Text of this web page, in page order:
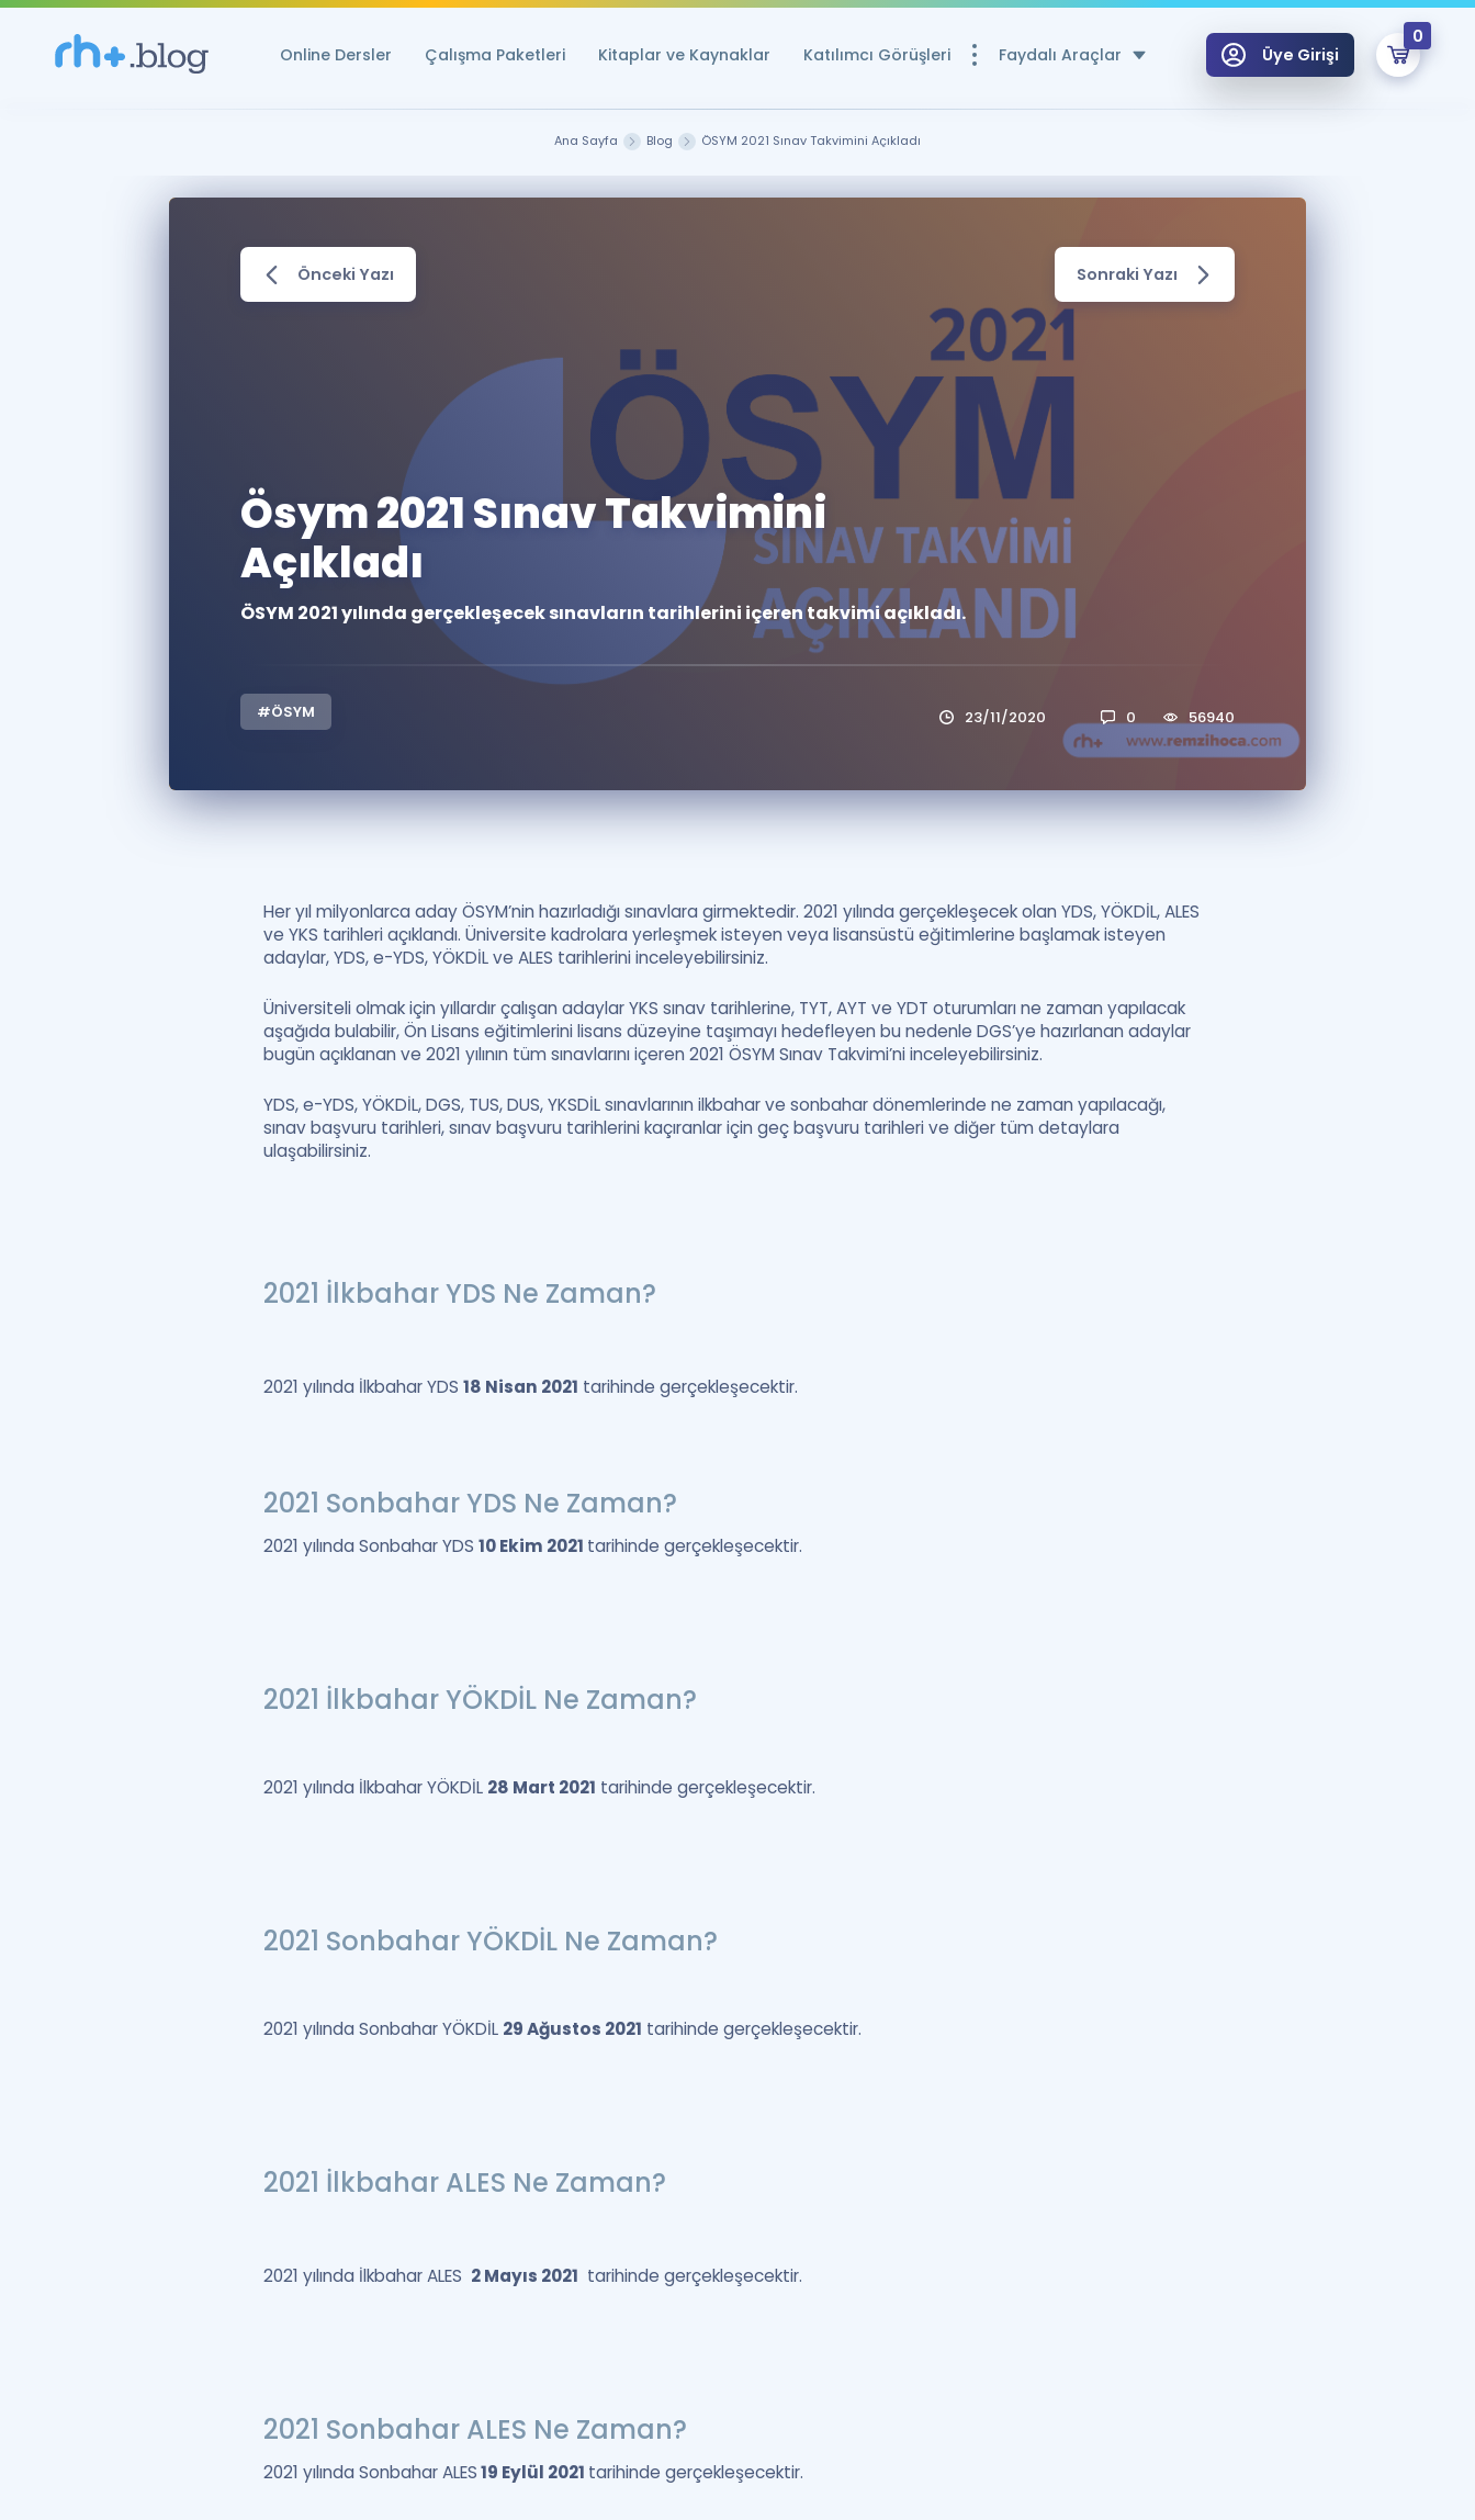
Online Dersler Çalışma Paketleri Kitaplar ve Kaynaklar Katılımcı Görüşleri Faydalı Araçlar
Ücretsiz Kaynaklar
Puan Hesaplama
YDS ve YÖKDİL Puan Hesaplama Aracı
Rehberlik Aracı
YDS ve YÖKDİL'e Hazırlananlar için Öneriler
ÖSYM Sınav Takvimi
Tüm ÖSYM Sınavları Tek Takvimde
Kampanyalar
Eğitim ve Kitaplara Özel Fırsatlar
Blog
YDS - YÖKDİL Tüm Sınavlarla İlgili Haberler
İngilizce Gramer
Üye Girişi
0
Sepetin Şu An Boş.
Remzi Hoca ile seni sınava hazırlayacak onlarca eğitim seni bekliyor!
Ana Sayfa Blog ÖSYM 2021 Sınav Takvimini Açıkladı
Önceki Yazı Sonraki Yazı
Ösym 2021 Sınav Takvimini
Açıkladı
ÖSYM 2021 yılında gerçekleşecek sınavların tarihlerini içeren takvimi açıkladı.
#ÖSYM 23/11/2020 0 56940
Her yıl milyonlarca aday ÖSYM’nin hazırladığı sınavlara girmektedir. 2021 yılında gerçekleşecek olan YDS, YÖKDİL, ALES
ve YKS tarihleri açıklandı. Üniversite kadrolara yerleşmek isteyen veya lisansüstü eğitimlerine başlamak isteyen
adaylar, YDS, e-YDS, YÖKDİL ve ALES tarihlerini inceleyebilirsiniz.
Üniversiteli olmak için yıllardır çalışan adaylar YKS sınav tarihlerine, TYT, AYT ve YDT oturumları ne zaman yapılacak
aşağıda bulabilir, Ön Lisans eğitimlerini lisans düzeyine taşımayı hedefleyen bu nedenle DGS’ye hazırlanan adaylar
bugün açıklanan ve 2021 yılının tüm sınavlarını içeren 2021 ÖSYM Sınav Takvimi’ni inceleyebilirsiniz.
YDS, e-YDS, YÖKDİL, DGS, TUS, DUS, YKSDİL sınavlarının ilkbahar ve sonbahar dönemlerinde ne zaman yapılacağı,
sınav başvuru tarihleri, sınav başvuru tarihlerini kaçıranlar için geç başvuru tarihleri ve diğer tüm detaylara
ulaşabilirsiniz.
2021 İlkbahar YDS Ne Zaman?
2021 yılında İlkbahar YDS18 Nisan 2021 tarihinde gerçekleşecektir.
2021 Sonbahar YDS Ne Zaman?
2021 yılında Sonbahar YDS10 Ekim 2021 tarihinde gerçekleşecektir.
2021 İlkbahar YÖKDİL Ne Zaman?
2021 yılında İlkbahar YÖKDİL 28 Mart 2021 tarihinde gerçekleşecektir.
2021 Sonbahar YÖKDİL Ne Zaman?
2021 yılında Sonbahar YÖKDİL 29 Ağustos 2021 tarihinde gerçekleşecektir.
2021 İlkbahar ALES Ne Zaman?
2021 yılında İlkbahar ALES 2 Mayıs 2021 tarihinde gerçekleşecektir.
2021 Sonbahar ALES Ne Zaman?
2021 yılında Sonbahar ALES19 Eylül 2021 tarihinde gerçekleşecektir.